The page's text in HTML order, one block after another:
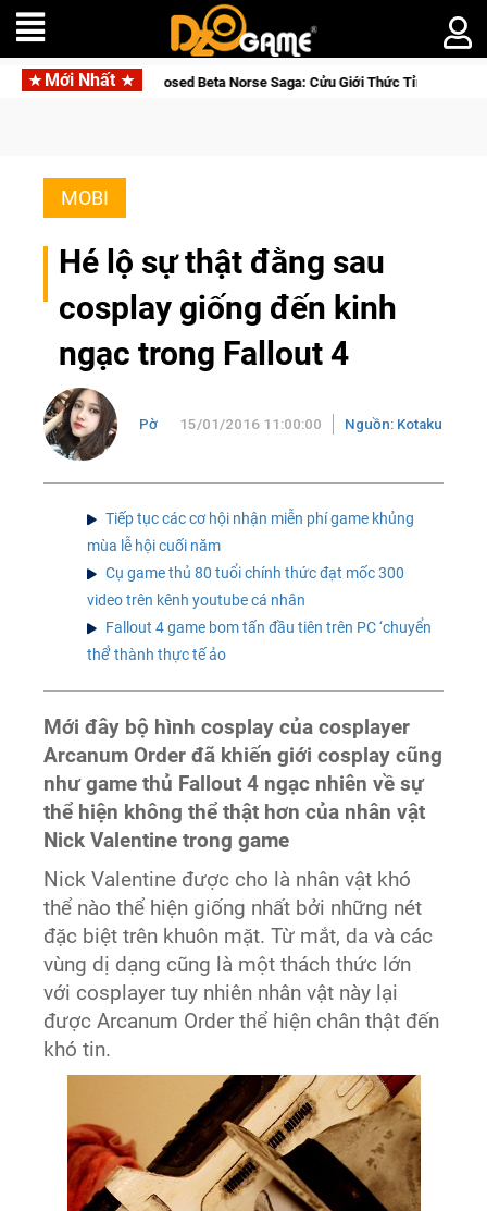
Mới Nhất
Cửu Giới Thức Tỉnh, Săn DJI Osmo Pocket 3 Ngay Hôm Nay
MOBI
Hé lộ sự thật đằng sau
cosplay giống đến kinh
ngạc trong Fallout 4
Pờ 15/01/2016 11:00:00 Nguồn: Kotaku
Tiếp tục các cơ hội nhận miễn phí game khủng
mùa lễ hội cuối năm
Cụ game thủ 80 tuổi chính thức đạt mốc 300
video trên kênh youtube cá nhân
Fallout 4 game bom tấn đầu tiên trên PC ‘chuyển
thể’ thành thực tế ảo
Mới đây bộ hình cosplay của cosplayer
Arcanum Order đã khiến giới cosplay cũng
như game thủ Fallout 4 ngạc nhiên về sự
thể hiện không thể thật hơn của nhân vật
Nick Valentine trong game
Nick Valentine được cho là nhân vật khó
thể nào thể hiện giống nhất bởi những nét
đặc biệt trên khuôn mặt. Từ mắt, da và các
vùng dị dạng cũng là một thách thức lớn
với cosplayer tuy nhiên nhân vật này lại
được Arcanum Order thể hiện chân thật đến
khó tin.